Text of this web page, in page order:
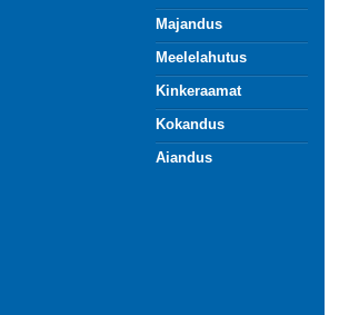
Majandus
Meelelahutus
Kinkeraamat
Kokandus
Aiandus